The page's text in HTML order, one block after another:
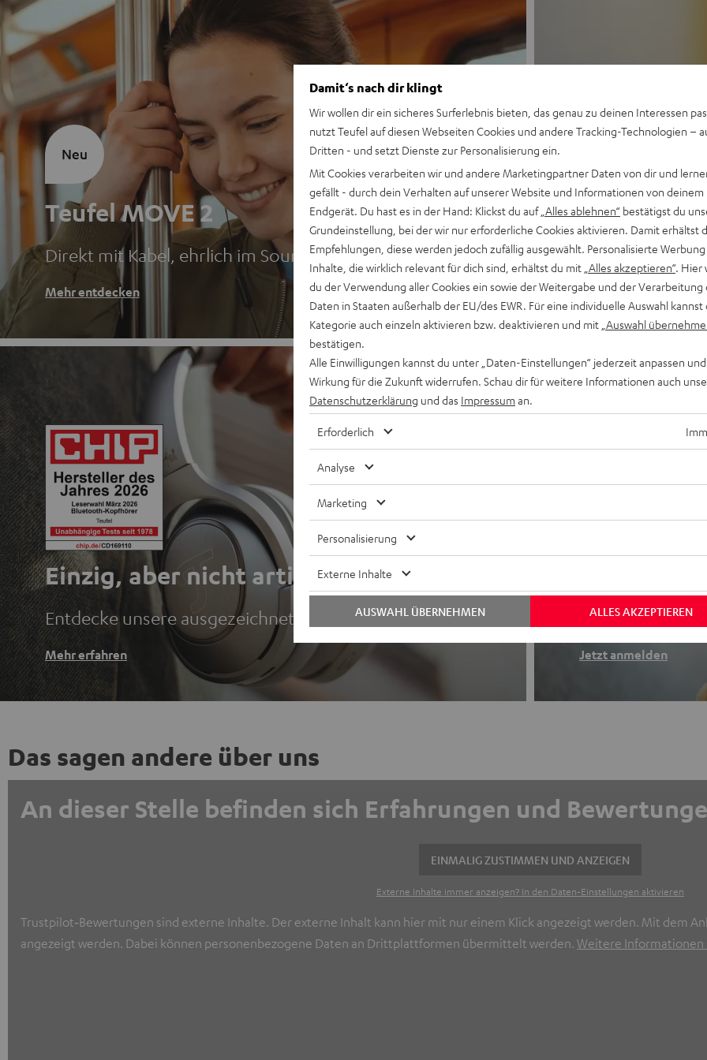
Teufel MOVE 2
Direkt mit Kabel, ehrlich im Sound
Mehr entdecken
Neu
MOTIV®
Stil trifft Sound
Mehr entdecken
Einzig, aber nicht artig.
Entdecke unsere ausgezeichneten Bluetooth-Kopfhörer
Mehr erfahren
Newsletter
Finde deinen
Erhalte bis zu
Jetzt anmelden
Das sagen andere über uns
An dieser Stelle befinden sich Erfahrungen und
EINMALIG ZUSTIMMEN UND ANZEIGEN
Externe Inhalte immer anzeigen? In den Daten‑Einstellungen aktivieren
Trustpilot‑Bewertungen sind externe Inhalte. Der externe Inhalt kann hier mit nur einem Klick angezeigt werden. Mit dem
angezeigt werden. Dabei können personenbezogene Daten an Drittplattformen übermittelt werden. Weitere Informationen
Damit‘s nach dir klingt
Wir wollen dir ein sicheres Surferlebnis bieten, das genau zu deinen Interessen
nutzt Teufel auf diesen Webseiten Cookies und andere Tracking-Technologien –
Dritten - und setzt Dienste zur Personalisierung ein.
Mit Cookies verarbeiten wir und andere Marketingpartner Daten von dir und
gefällt - durch dein Verhalten auf unserer Website und Informationen von deinem
Endgerät. Du hast es in der Hand: Klickst du auf „Alles ablehnen“ bestätigst du
Grundeinstellung, bei der wir nur erforderliche Cookies aktivieren. Damit erhältst
Empfehlungen, diese werden jedoch zufällig ausgewählt. Personalisierte
Inhalte, die wirklich relevant für dich sind, erhältst du mit „Alles akzeptieren“. Hier
du der Verwendung aller Cookies ein sowie der Weitergabe und der Verarbeitung
Daten in Staaten außerhalb der EU/des EWR. Für eine individuelle Auswahl kannst
Kategorie auch einzeln aktivieren bzw. deaktivieren und mit „Auswahl
bestätigen.
Alle Einwilligungen kannst du unter „Daten-Einstellungen“ jederzeit anpassen
Wirkung für die Zukunft widerrufen. Schau dir für weitere Informationen auch
Datenschutzerklärung und das Impressum an.
Erforderlich
Analyse
Marketing
Personalisierung
Externe Inhalte
ALLES AKZEPTIEREN
AUSWAHL ÜBERNEHMEN